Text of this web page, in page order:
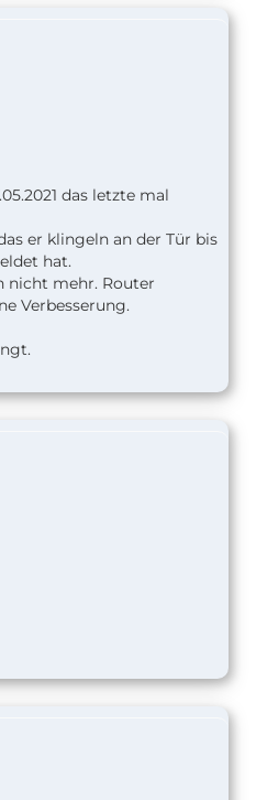
das letzte mal
er klingeln an der Tür bis
hat.
nicht mehr. Router
Verbesserung.